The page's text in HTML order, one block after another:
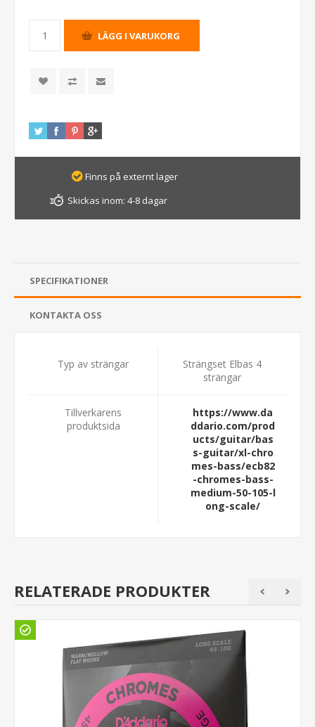
Finns på externt lager
Skickas inom: 4-8 dagar
SPECIFIKATIONER
KONTAKTA OSS
Typ av strängar
Strängset Elbas 4
strängar
Tillverkarens
produktsida
https://www.da
ddario.com/prod
ucts/guitar/bas
s-guitar/xl-chro
mes-bass/ecb82
-chromes-bass-
medium-50-105-l
ong-scale/
RELATERADE PRODUKTER